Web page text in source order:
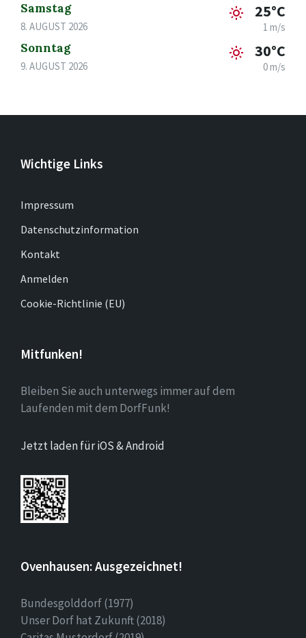
Samstag
8. AUGUST 2026
25°C
1 m/s
Sonntag
9. AUGUST 2026
30°C
0 m/s
Wichtige Links
Impressum
Datenschutzinformation
Kontakt
Anmelden
Cookie-Richtlinie (EU)
Mitfunken!
Bleiben Sie auch unterwegs immer auf dem
Laufenden mit dem DorfFunk!
Jetzt laden für iOS & Android
Ovenhausen: Ausgezeichnet!
Bundesgolddorf (1977)
Unser Dorf hat Zukunft (2018)